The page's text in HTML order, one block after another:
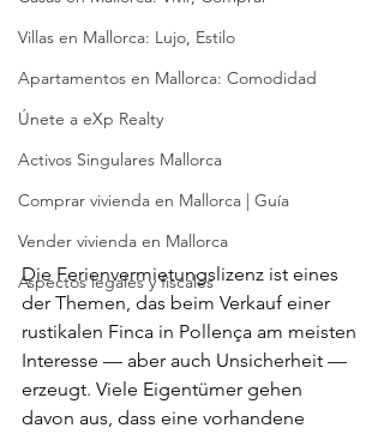
Villas en Mallorca: Lujo, Estilo
Apartamentos en Mallorca: Comodidad
Únete a eXp Realty
Activos Singulares Mallorca
Comprar vivienda en Mallorca | Guía
Vender vivienda en Mallorca
Aspectos legales y fiscales
Die Ferienvermietungslizenz ist eines
der Themen, das beim Verkauf einer
rustikalen Finca in Pollença am meisten
Interesse — aber auch Unsicherheit —
erzeugt. Viele Eigentümer gehen
davon aus, dass eine vorhandene